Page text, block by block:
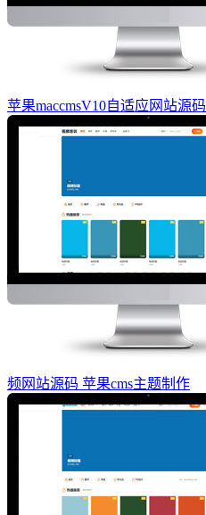
苹果maccmsV10自适应网站源码
频网站源码 苹果cms主题制作